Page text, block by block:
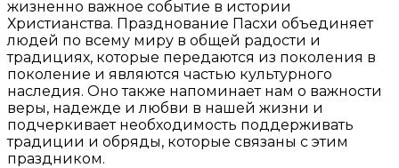
жизненно важное событие в истории
Христианства. Празднование Пасхи объединяет
людей по всему миру в общей радости и
традициях, которые передаются из поколения в
поколение и являются частью культурного
наследия. Оно также напоминает нам о важности
веры, надежде и любви в нашей жизни и
подчеркивает необходимость поддерживать
традиции и обряды, которые связаны с этим
праздником.